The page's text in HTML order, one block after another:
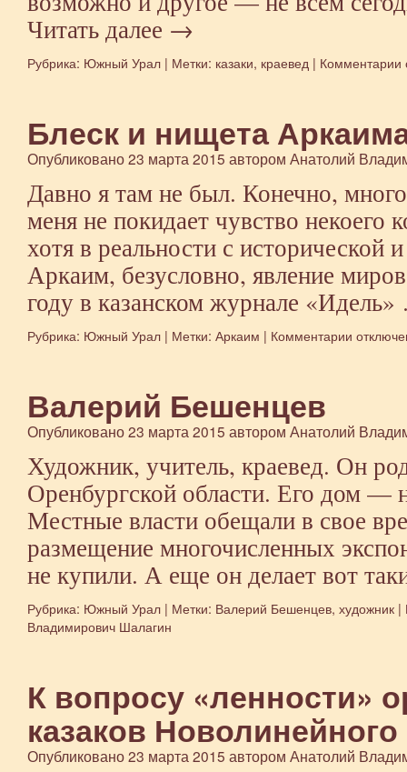
Читать далее →
Рубрика: Южный Урал | Метки: казаки, краевед | Комментарии к
Блеск и нищета
Опубликовано23 марта 2015 автором Анатолий
Давно я там не был. Конечно,
меня не покидает чувство некоего
хотя в реальности с исторической
Аркаим, безусловно, явление
году в казанском журнале
Рубрика: Южный Урал | Метки: Аркаим | Комментарии к
Аркаима
Валерий Бешенцев
Опубликовано23 марта 2015 автором Анатолий
Художник, учитель, краевед. Он
Оренбургской области. Его дом —
Местные власти обещали в свое
размещение многочисленных
не купили. А еще он делает вот
Рубрика: Южный Урал | Метки: Валерий Бешенцев, художник |
Владимирович Шалагин
К вопросу «ленности»
казаков
Опубликовано23 марта 2015 автором Анатолий